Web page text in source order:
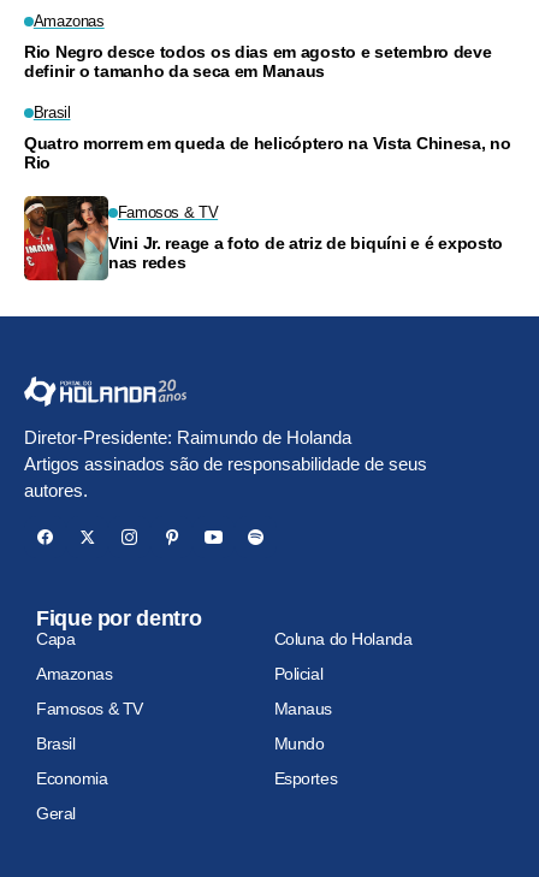
Amazonas
Rio Negro desce todos os dias em agosto e setembro deve
definir o tamanho da seca em Manaus
Brasil
Quatro morrem em queda de helicóptero na Vista Chinesa, no
Rio
Famosos & TV
Vini Jr. reage a foto de atriz de biquíni e é exposto
nas redes
Diretor-Presidente: Raimundo de Holanda
Artigos assinados são de responsabilidade de seus
autores.
Fique por dentro
Capa
Coluna do Holanda
Amazonas
Policial
Famosos & TV
Manaus
Brasil
Mundo
Economia
Esportes
Geral